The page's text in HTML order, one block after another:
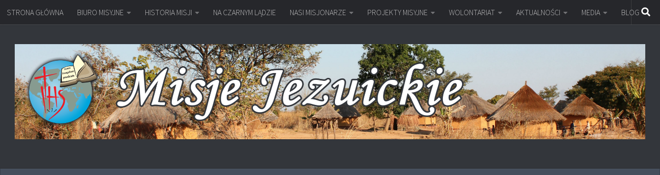
Przejdź do treści
STRONA GŁÓWNA BIURO MISYJNE HISTORIA MISJI NA CZARNYM LĄDZIE NASI MISJONARZE PROJEKTY MISYJNE WOLONTARIAT AKTUALNOŚCI MEDIA BLOG